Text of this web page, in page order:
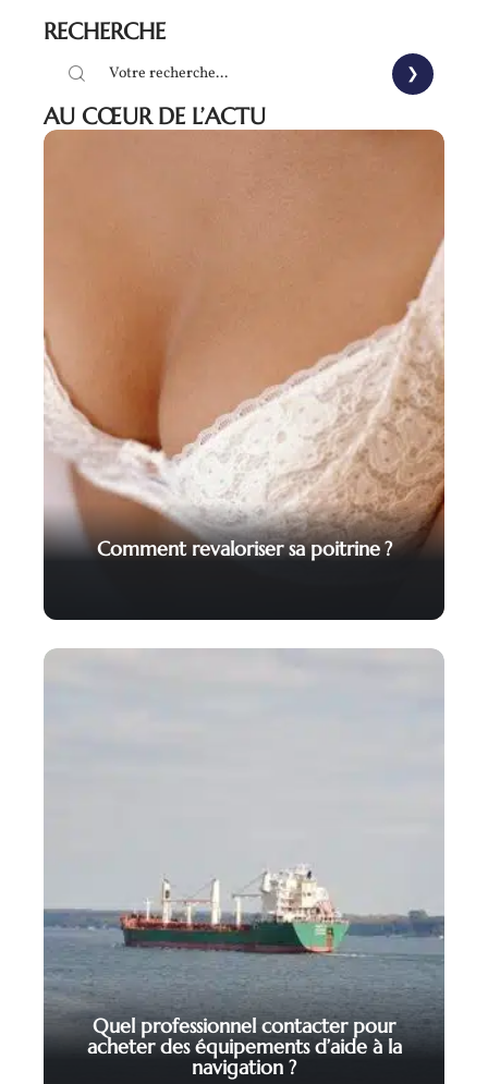
RECHERCHE
AU CŒUR DE L’ACTU
Comment revaloriser sa poitrine ?
Quel professionnel contacter pour
acheter des équipements d’aide à la
navigation ?